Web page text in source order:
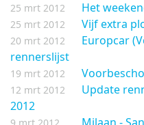
25 mrt 2012 Het
25 mrt 2012 Vijf extra
20 mrt 2012
Europcar
rennerslijst
19 mrt 2012
12 mrt 2012
Update
2012